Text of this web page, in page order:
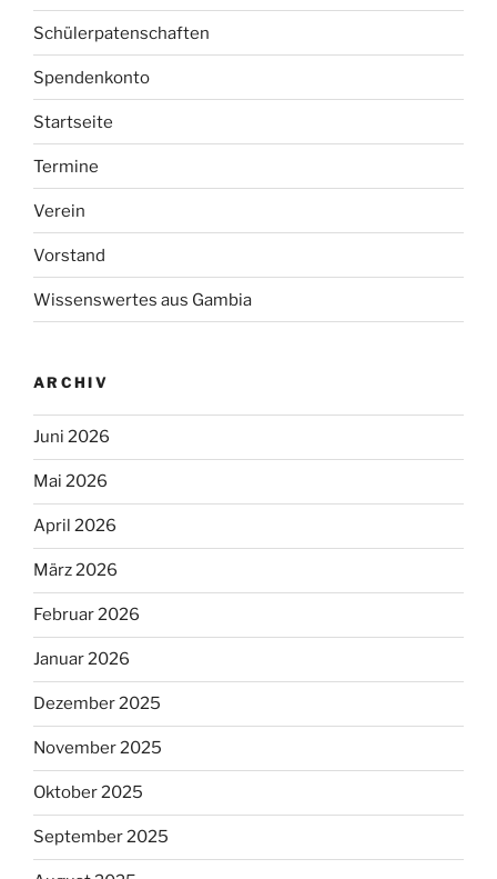
Schülerpatenschaften
Spendenkonto
Startseite
Termine
Verein
Vorstand
Wissenswertes aus Gambia
ARCHIV
Juni 2026
Mai 2026
April 2026
März 2026
Februar 2026
Januar 2026
Dezember 2025
November 2025
Oktober 2025
September 2025